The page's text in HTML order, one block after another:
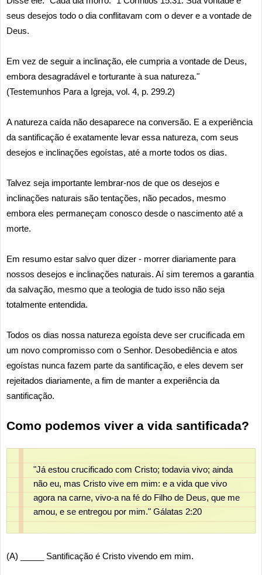
seus desejos todo o dia conflitavam com o dever e a vontade de
Deus.
Em vez de seguir a inclinação, ele cumpria a vontade de Deus,
embora desagradável e torturante à sua natureza."
(Testemunhos Para a Igreja, vol. 4, p. 299.2)
A natureza caída não desaparece na conversão. E a experiência
da santificação é exatamente levar essa natureza, com seus
desejos e inclinações egoístas, até a morte todos os dias.
Talvez seja importante lembrar-nos de que os desejos e
inclinações naturais são tentações, não pecados, mesmo
embora eles permaneçam conosco desde o nascimento até a
morte.
Em resumo estar salvo quer dizer - morrer diariamente para
nossos desejos e inclinações naturais. Aí sim teremos a garantia
da salvação, mesmo que a teologia de tudo isso não seja
totalmente entendida.
Todos os dias nossa natureza egoísta deve ser crucificada em
um novo compromisso com o Senhor. Desobediência e atos
egoístas nunca fazem parte da santificação, e eles devem ser
rejeitados diariamente, a fim de manter a experiência da
santificação.
Como podemos viver a vida santificada?
"Já estou crucificado com Cristo; todavia vivo; ainda
não eu, mas Cristo vive em mim: e a vida que vivo
agora na carne, vivo-a na fé do Filho de Deus, que me
amou, e se entregou por mim." Gálatas 2:20
(A) _____ Santificação é Cristo vivendo em mim.